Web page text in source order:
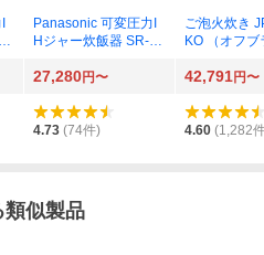
Panasonic 可変圧力I
Hジャー炊飯器 SR-N
ご泡火炊き
KO （オフブ
27,280円〜 42,791円〜
4.73 (74件) 4.60 (1,282
類似製品